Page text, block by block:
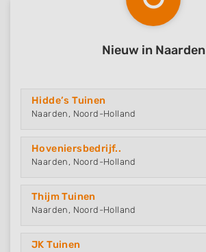
Nieuw in Naarden
Hidde’s Tuinen
Naarden, Noord-Holland
Hoveniersbedrijf..
Naarden, Noord-Holland
Thijm Tuinen
Naarden, Noord-Holland
JK Tuinen